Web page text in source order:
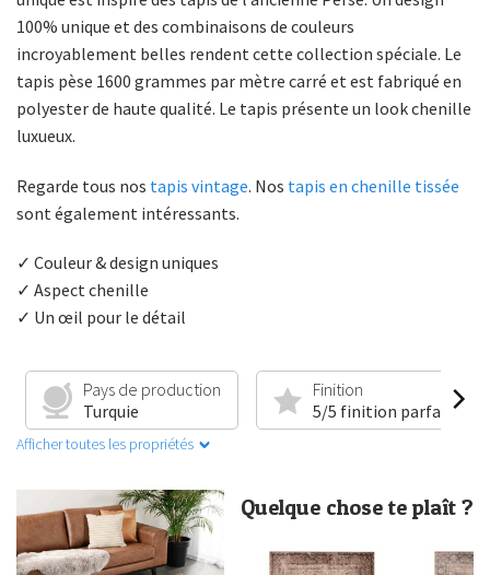
100% unique et des combinaisons de couleurs
incroyablement belles rendent cette collection spéciale. Le
tapis pèse 1600 grammes par mètre carré et est fabriqué en
polyester de haute qualité. Le tapis présente un look chenille
luxueux.
Regarde tous nos tapis vintage. Nos tapis en chenille tissée
sont également intéressants.
✓ Couleur & design uniques
✓ Aspect chenille
✓ Un œil pour le détail
Pays de production
Turquie
Finition
5/5 finition parfaite
Afficher toutes les propriétés
Quelque chose te plaît ?